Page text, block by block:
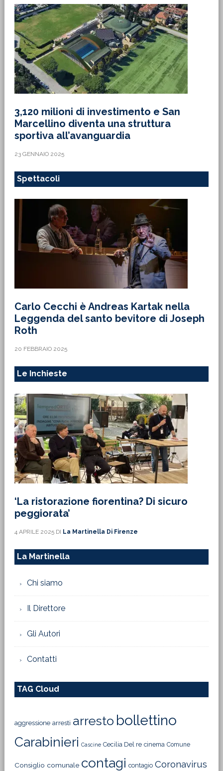
3,120 milioni di investimento e San
Marcellino diventa una struttura
sportiva all’avanguardia
23 GENNAIO 2025
Spettacoli
Carlo Cecchi è Andreas Kartak nella
Leggenda del santo bevitore di Joseph
Roth
20 FEBBRAIO 2025
Le Inchieste
‘La ristorazione fiorentina? Di sicuro
peggiorata’
4 APRILE 2025DI La Martinella Di Firenze
La Martinella
Chi siamo
Il Direttore
Gli Autori
Contatti
TAG Cloud
aggressione arresti arresto bollettino
Carabinieri Cascine Cecilia Del re cinema Comune
Consiglio comunale contagi contagio Coronavirus